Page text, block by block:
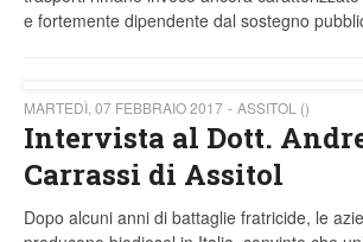
e fortemente dipendente dal sostegno
MARTEDÌ, 07 FEBBRAIO 2017 ASSITOL ()
Intervista al Dott.
Carrassi di Assitol
Dopo alcuni anni di battaglie fratricide, le